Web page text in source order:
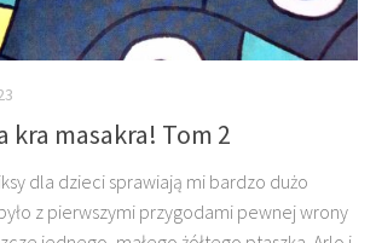
kra masakra! Tom 2
dla dzieci sprawiają mi bardzo dużo
z pierwszymi przygodami pewnej wrony